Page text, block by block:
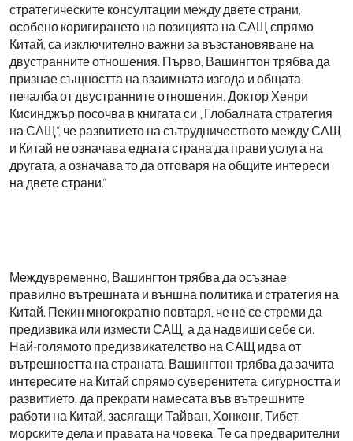
стратегическите консултации между двете страни,
особено коригирането на позицията на САЩ спрямо
Китай, са изключително важни за възстановяване на
двустранните отношения. Първо, Вашингтон трябва да
признае същността на взаимната изгода и общата
печалба от двустранните отношения. Доктор Хенри
Кисинджър посочва в книгата си „Глобалната стратегия
на САЩ“, че развитието на сътрудничеството между САЩ
и Китай не означава едната страна да прави услуга на
другата, а означава то да отговаря на общите интереси
на двете страни.“
Междувременно, Вашингтон трябва да осъзнае
правилно вътрешната и външна политика и стратегия на
Китай. Пекин многократно повтаря, че не се стреми да
предизвика или измести САЩ, а да надвиши себе си.
Най-голямото предизвикателство на САЩ идва от
вътрешността на страната. Вашингтон трябва да зачита
интересите на Китай спрямо суверенитета, сигурността и
развитието, да прекрати намесата във вътрешните
работи на Китай, засягащи Тайван, Хонконг, Тибет,
морските дела и правата на човека. Те са предварителни